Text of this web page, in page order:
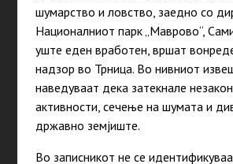
шумарство и ловство, заедно со
Националниот парк „Маврово“,
уште еден вработен, вршат
надзор во Трница. Во нивниот
наведуваат дека затекнале
активности, сечење на шумата и
државно земјиште.
Во записникот не се